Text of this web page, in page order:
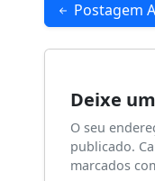
de
Post
Postagem
Deixe
O seu
publicado.
marcados